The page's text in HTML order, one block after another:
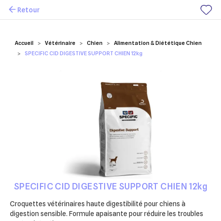
Mes favoris
Accueil Vétérinaire Chien
Alimentation & Diététique Chien
SPECIFIC CID DIGESTIVE SUPPORT CHIEN 12kg
Retour
SPECIFIC CID DIGESTIVE SUPPORT CHIEN 12kg
Croquettes vétérinaires haute digestibilité pour chiens à
digestion sensible. Formule apaisante pour réduire les troubles